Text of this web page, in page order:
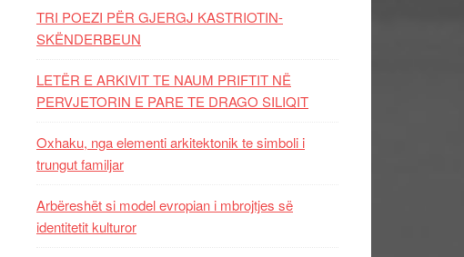
TRI POEZI PËR GJERGJ KASTRIOTIN-
SKËNDERBEUN
LETËR E ARKIVIT TE NAUM PRIFTIT NË
PERVJETORIN E PARE TE DRAGO SILIQIT
Oxhaku, nga elementi arkitektonik te simboli i
trungut familjar
Arbëreshët si model evropian i mbrojtjes së
identitetit kulturor